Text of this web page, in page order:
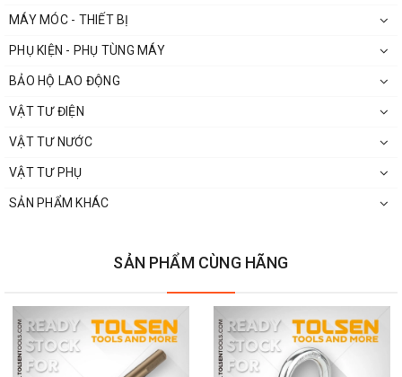
MÁY MÓC - THIẾT BỊ
PHỤ KIỆN - PHỤ TÙNG MÁY
BẢO HỘ LAO ĐỘNG
VẬT TƯ ĐIỆN
VẬT TƯ NƯỚC
VẬT TƯ PHỤ
SẢN PHẨM KHÁC
SẢN PHẨM CÙNG HÃNG